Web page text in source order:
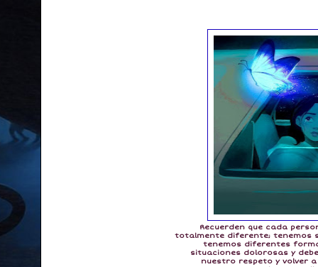
Recuerden que cada
totalmente diferente; tenemos
tenemos diferentes
situaciones dolorosas y
nuestro respeto y volver